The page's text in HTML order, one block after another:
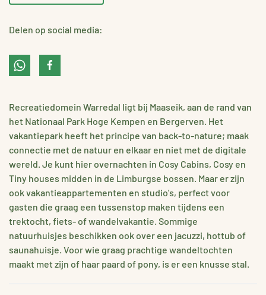
Delen op social media:
Recreatiedomein Warredal ligt bij Maaseik, aan de rand van
het Nationaal Park Hoge Kempen en Bergerven. Het
vakantiepark heeft het principe van back-to-nature; maak
connectie met de natuur en elkaar en niet met de digitale
wereld. Je kunt hier overnachten in Cosy Cabins, Cosy en
Tiny houses midden in de Limburgse bossen. Maar er zijn
ook vakantieappartementen en studio's, perfect voor
gasten die graag een tussenstop maken tijdens een
trektocht, fiets- of wandelvakantie. Sommige
natuurhuisjes beschikken ook over een jacuzzi, hottub of
saunahuisje. Voor wie graag prachtige wandeltochten
maakt met zijn of haar paard of pony, is er een knusse stal.